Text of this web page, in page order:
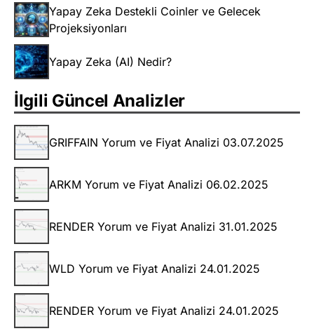
Yapay Zeka Destekli Coinler ve Gelecek
Projeksiyonları
Yapay Zeka (AI) Nedir?
İlgili Güncel Analizler
GRIFFAIN Yorum ve Fiyat Analizi 03.07.2025
ARKM Yorum ve Fiyat Analizi 06.02.2025
RENDER Yorum ve Fiyat Analizi 31.01.2025
WLD Yorum ve Fiyat Analizi 24.01.2025
RENDER Yorum ve Fiyat Analizi 24.01.2025